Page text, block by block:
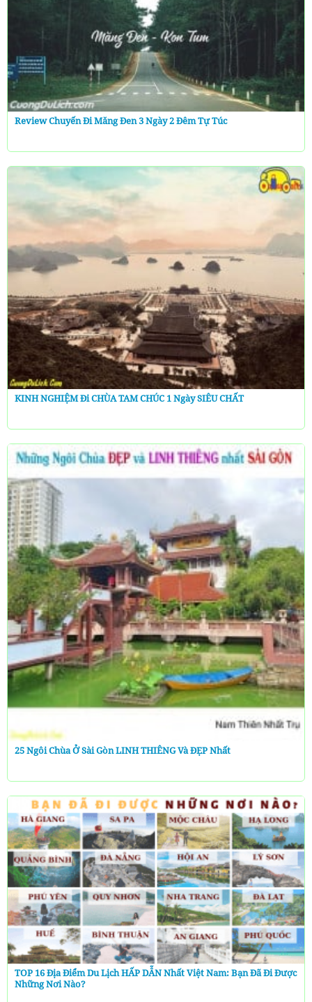
Review Chuyến Đi Măng Đen 3 Ngày 2 Đêm Tự Túc
KINH NGHIỆM Đi CHÙA TAM CHÚC 1 Ngày SIÊU CHẤT
25 Ngôi Chùa Ở Sài Gòn LINH THIÊNG Và ĐẸP Nhất
TOP 16 Địa Điểm Du Lịch HẤP DẪN Nhất Việt Nam: Bạn Đã Đi Được
Những Nơi Nào?